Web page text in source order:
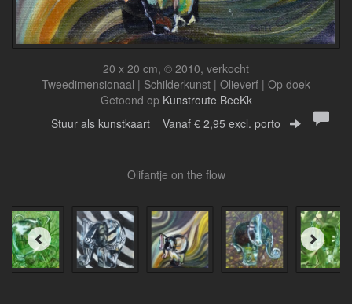
20 x 20 cm, © 2010, verkocht
Tweedimensionaal | Schilderkunst | Olieverf | Op doek
Getoond op Kunstroute BeeKk
Stuur als kunstkaart Vanaf € 2,95 excl. porto
Olifantje on the flow